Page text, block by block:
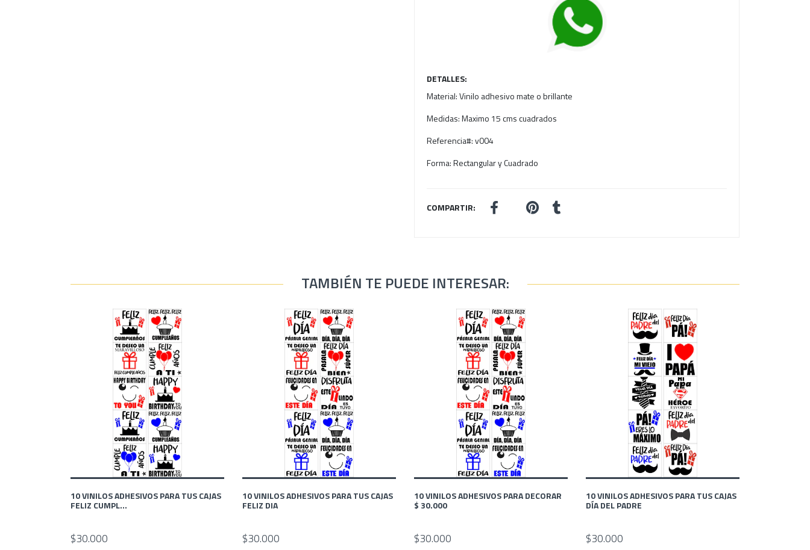
DETALLES:
Material:Vinilo adhesivo mate o brillante
Medidas:Maximo 15 cms cuadrados
Referencia#:v004
Forma:Rectangular y Cuadrado
COMPARTIR:
TAMBIÉN TE PUEDE INTERESAR:
10 VINILOS ADHESIVOS PARA TUS CAJAS
FELIZ CUMPL...
$30.000
10 VINILOS ADHESIVOS PARA TUS CAJAS
FELIZ DIA
$30.000
10 VINILOS ADHESIVOS PARA DECORAR
$ 30.000
$30.000
10 VINILOS ADHESIVOS PARA TUS CAJAS
DÍA DEL PADRE
$30.000